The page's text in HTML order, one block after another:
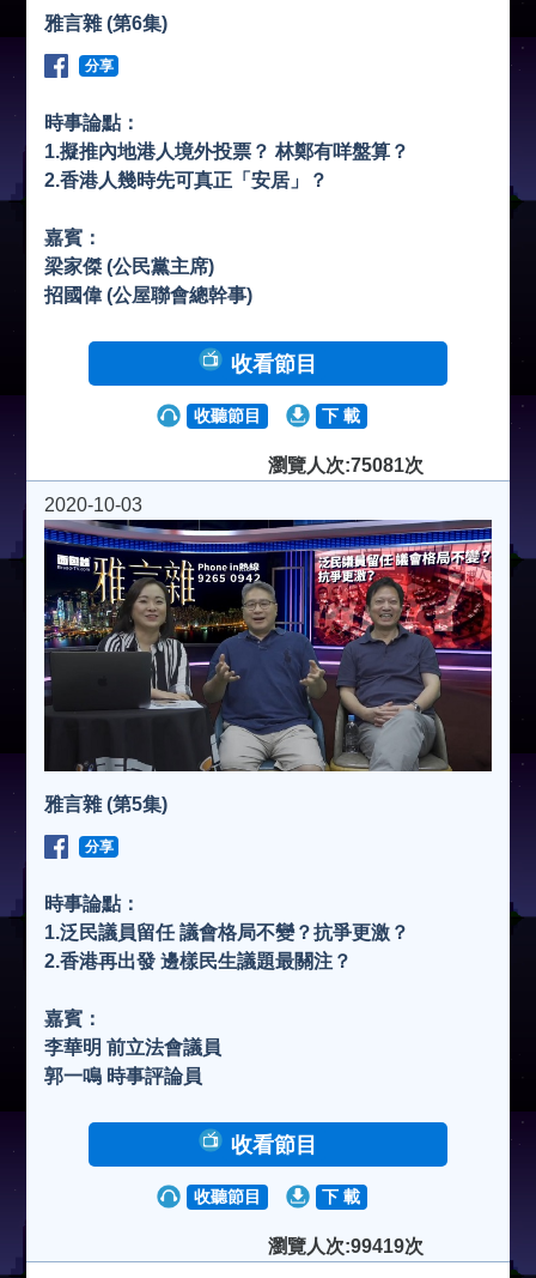
雅言雜 (第6集)
分享
時事論點：
1.擬推內地港人境外投票？ 林鄭有咩盤算？
2.香港人幾時先可真正「安居」？
嘉賓：
梁家傑 (公民黨主席)
招國偉 (公屋聯會總幹事)
收看節目
收聽節目 下 載
瀏覽人次:75081次
2020-10-03
雅言雜 (第5集)
分享
時事論點：
1.泛民議員留任 議會格局不變？抗爭更激？
2.香港再出發 邊樣民生議題最關注？
嘉賓：
李華明 前立法會議員
郭一鳴 時事評論員
收看節目
收聽節目 下 載
瀏覽人次:99419次